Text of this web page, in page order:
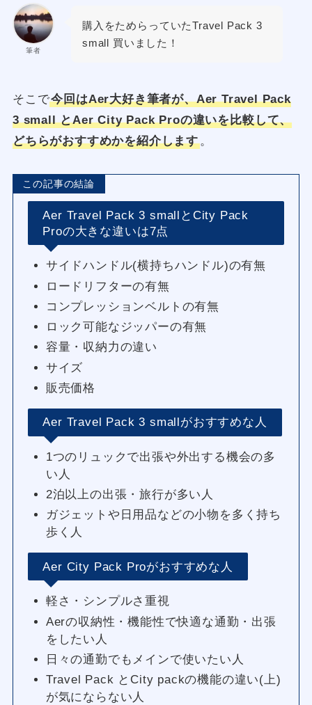
筆者
購入をためらっていたTravel Pack 3
small 買いました！
そこで今回はAer大好き筆者が、Aer Travel Pack
3 small とAer City Pack Proの違いを比較して、
どちらがおすすめかを紹介します。
この記事の結論
Aer Travel Pack 3 smallとCity Pack
Proの大きな違いは7点
サイドハンドル(横持ちハンドル)の有無
ロードリフターの有無
コンプレッションベルトの有無
ロック可能なジッパーの有無
容量・収納力の違い
サイズ
販売価格
Aer Travel Pack 3 smallがおすすめな人
1つのリュックで出張や外出する機会の多
い人
2泊以上の出張・旅行が多い人
ガジェットや日用品などの小物を多く持ち
歩く人
Aer City Pack Proがおすすめな人
軽さ・シンプルさ重視
Aerの収納性・機能性で快適な通勤・出張
をしたい人
日々の通勤でもメインで使いたい人
Travel Pack とCity packの機能の違い(上)
が気にならない人